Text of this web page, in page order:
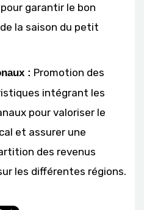
garantir le bon
la saison du petit
: Promotion des
intégrant les
pour valoriser le
et assurer une
des revenus
les différentes régions.